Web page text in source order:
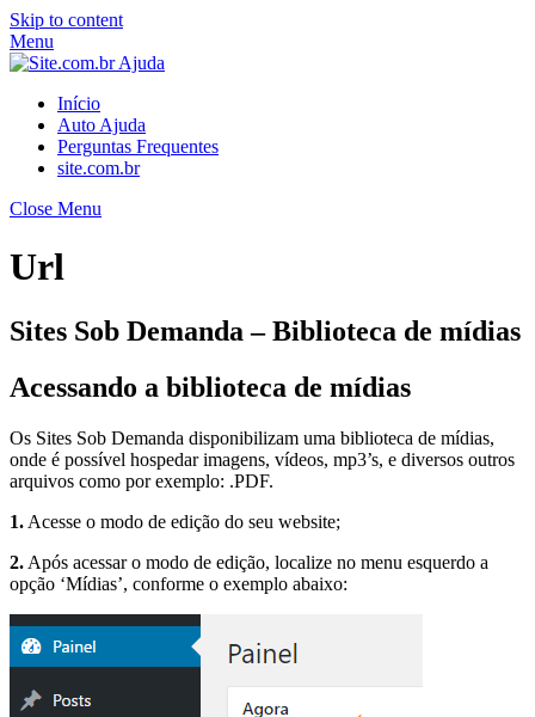
Skip to content
Menu
Início
Auto Ajuda
Perguntas Frequentes
site.com.br
Close Menu
Url
Sites Sob Demanda – Biblioteca de mídias
Acessando a biblioteca de mídias
Os Sites Sob Demanda disponibilizam uma biblioteca de mídias,
onde é possível hospedar imagens, vídeos, mp3’s, e diversos outros
arquivos como por exemplo: .PDF.
1. Acesse o modo de edição do seu website;
2. Após acessar o modo de edição, localize no menu esquerdo a
opção ‘Mídias’, conforme o exemplo abaixo: